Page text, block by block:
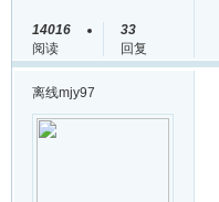
14016
阅读
33
回复
离线mjy97